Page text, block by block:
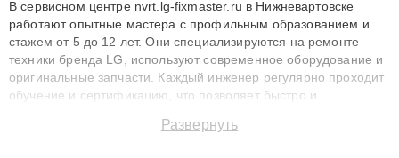
В сервисном центре nvrt.lg-fixmaster.ru в Нижневартовске
работают опытные мастера с профильным образованием и
стажем от 5 до 12 лет. Они специализируются на ремонте
техники бренда LG, используют современное оборудование и
оригинальные запчасти. Каждый инженер регулярно проходит
обучение и сертификацию, что позволяет быстро и
сохранением гарантии до 3 лет. Наши мастера решают
Развернуть